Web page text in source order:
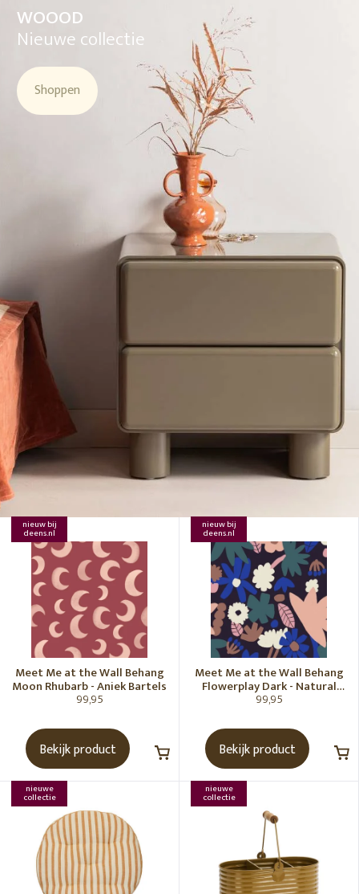
WOOOD
Nieuwe collectie
Shoppen
nieuw bij
deens.nl
Meet Me at the Wall Behang
Moon Rhubarb - Aniek Bartels
99,95
Bekijk product
nieuw bij
deens.nl
Meet Me at the Wall Behang
Flowerplay Dark - Natural
Noord
99,95
Bekijk product
nieuwe
collectie
nieuwe
collectie